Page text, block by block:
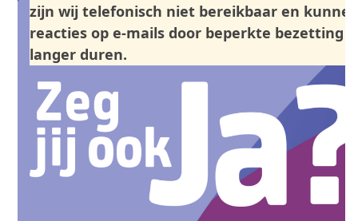
zijn wij telefonisch niet bereikbaar en
reacties op e-mails door beperkte bezetting
langer duren.